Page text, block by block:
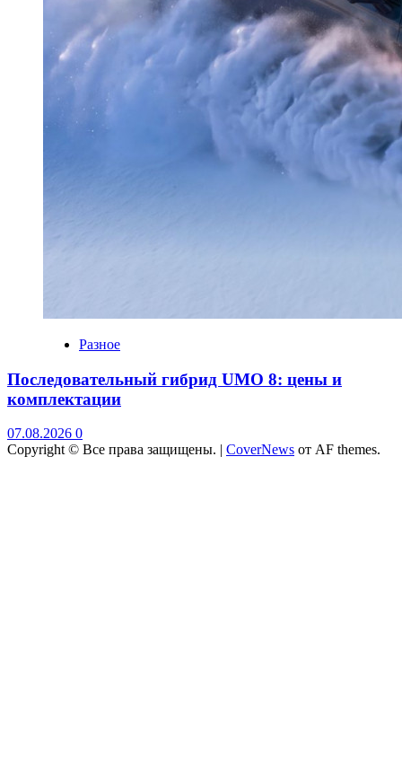
Разное
Последовательный гибрид UMO 8: цены и
комплектации
07.08.2026 0
Copyright © Все права защищены. | CoverNews от AF themes.